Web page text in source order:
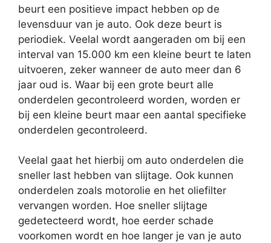
beurt een positieve impact hebben op de
levensduur van je auto. Ook deze beurt is
periodiek. Veelal wordt aangeraden om bij een
interval van 15.000 km een kleine beurt te laten
uitvoeren, zeker wanneer de auto meer dan 6
jaar oud is. Waar bij een grote beurt alle
onderdelen gecontroleerd worden, worden er
bij een kleine beurt maar een aantal specifieke
onderdelen gecontroleerd.
Veelal gaat het hierbij om auto onderdelen die
sneller last hebben van slijtage. Ook kunnen
onderdelen zoals motorolie en het oliefilter
vervangen worden. Hoe sneller slijtage
gedetecteerd wordt, hoe eerder schade
voorkomen wordt en hoe langer je van je auto